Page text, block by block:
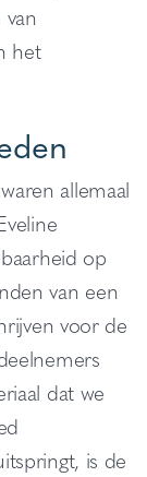
het
allemaal
op
van een
voor de
dat we
is de